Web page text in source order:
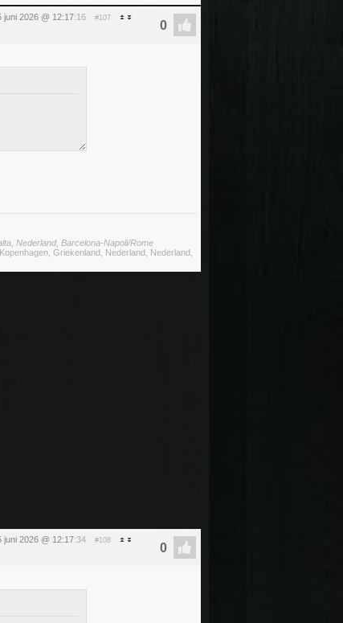
juni 2026 @ 12:17:16 #107
Nederland, Barcelona-Napoli/Rome
Griekenland, Nederland, Nederland,
juni 2026 @ 12:17:34 #108